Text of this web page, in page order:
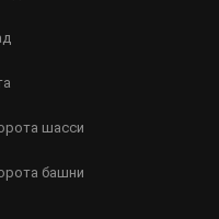
шасси
башни